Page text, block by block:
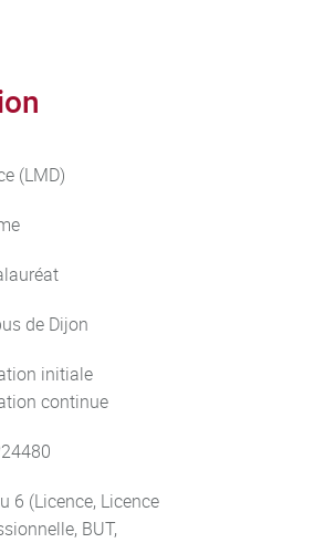
(LMD)
de Dijon
initiale
continue
6 (Licence, Licence
BUT,